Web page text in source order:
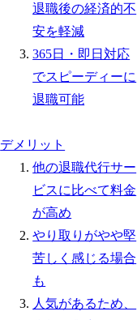
退職後の経済的不
安を軽減
365日・即日対応
でスピーディーに
退職可能
デメリット
他の退職代行サー
ビスに比べて料金
が高め
やり取りがやや堅
苦しく感じる場合
も
人気があるため、